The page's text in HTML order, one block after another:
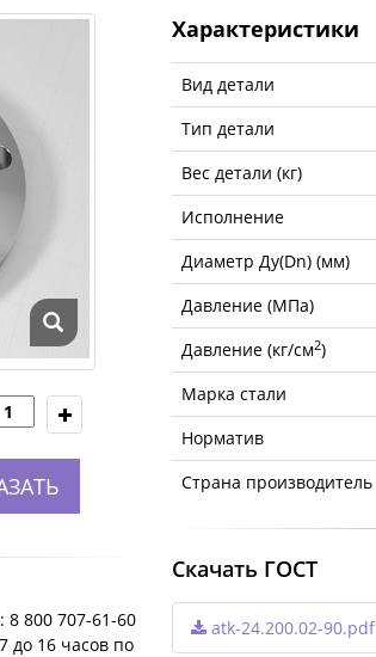
8 800 707-61-60
до 16 часов по
Характеристики
Вид детали
Тип детали
Вес детали (кг)
Исполнение
Диаметр Ду(Dn) (мм)
Давление (МПа)
Давление (кг/см2)
Марка стали
Норматив
Страна производитель
Скачать ГОСТ
atk-24.200.02-90.pdf